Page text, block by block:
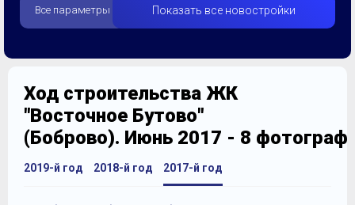
Все параметры Показать все новостройки
Ход строительства ЖК
"Восточное Бутово"
(Боброво). Июнь 2017 - 8
2019-й год 2018-й год 2017-й год